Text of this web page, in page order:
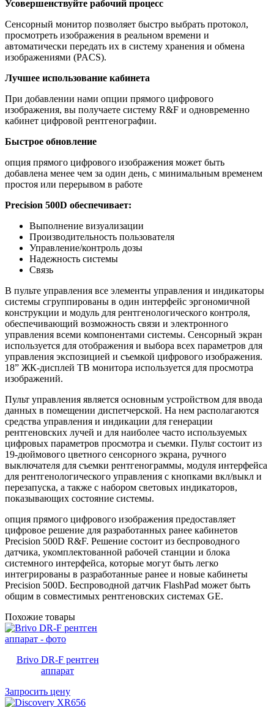
Усовершенствуйте рабочий процесс
Сенсорный монитор позволяет быстро выбрать протокол,
просмотреть изображения в реальном времени и
автоматически передать их в систему хранения и обмена
изображениями (PACS).
Лучшее использование кабинета
При добавлении нами опции прямого цифрового
изображения, вы получаете систему R&F и одновременно
кабинет цифровой рентгенографии.
Быстрое обновление
опция прямого цифрового изображения может быть
добавлена менее чем за один день, с минимальным временем
простоя или перерывом в работе
Precision 500D обеспечивает:
Выполнение визуализации
Производительность пользователя
Управление/контроль дозы
Надежность системы
Связь
В пульте управления все элементы управления и индикаторы
системы сгруппированы в один интерфейс эргономичной
конструкции и модуль для рентгенологического контроля,
обеспечивающий возможность связи и электронного
управления всеми компонентами системы. Сенсорный экран
используется для отображения и выбора всех параметров для
управления экспозицией и съемкой цифрового изображения.
18” ЖК-дисплей ТВ монитора используется для просмотра
изображений.
Пульт управления является основным устройством для ввода
данных в помещении диспетчерской. На нем располагаются
средства управления и индикации для генерации
рентгеновских лучей и для наиболее часто используемых
цифровых параметров просмотра и съемки. Пульт состоит из
19-дюймового цветного сенсорного экрана, ручного
выключателя для съемки рентгенограммы, модуля интерфейса
для рентгенологического управления с кнопками вкл/выкл и
перезапуска, а также с набором световых индикаторов,
показывающих состояние системы.
опция прямого цифрового изображения предоставляет
цифровое решение для разработанных ранее кабинетов
Precision 500D R&F. Решение состоит из беспроводного
датчика, укомплектованной рабочей станции и блока
системного интерфейса, которые могут быть легко
интегрированы в разработанные ранее и новые кабинеты
Precision 500D. Беспроводной датчик FlashPad может быть
общим в совместимых рентгеновских системах GE.
Похожие товары
Brivo DR-F рентген
аппарат
Запросить цену